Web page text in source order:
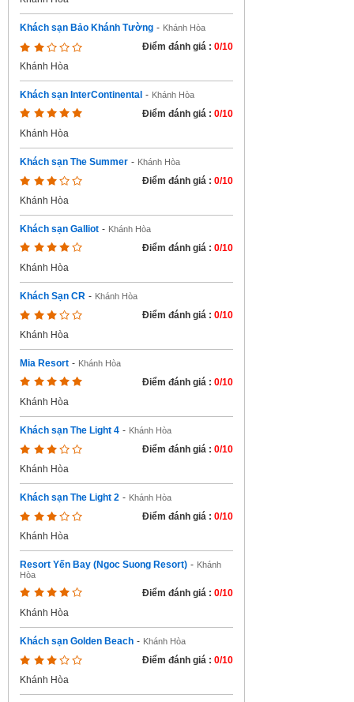
Khách sạn Bảo Khánh Tường - Khánh Hòa
Điểm đánh giá : 0/10
Khánh Hòa
Khách sạn InterContinental - Khánh Hòa
Điểm đánh giá : 0/10
Khánh Hòa
Khách sạn The Summer - Khánh Hòa
Điểm đánh giá : 0/10
Khánh Hòa
Khách sạn Galliot - Khánh Hòa
Điểm đánh giá : 0/10
Khánh Hòa
Khách Sạn CR - Khánh Hòa
Điểm đánh giá : 0/10
Khánh Hòa
Mia Resort - Khánh Hòa
Điểm đánh giá : 0/10
Khánh Hòa
Khách sạn The Light 4 - Khánh Hòa
Điểm đánh giá : 0/10
Khánh Hòa
Khách sạn The Light 2 - Khánh Hòa
Điểm đánh giá : 0/10
Khánh Hòa
Resort Yến Bay (Ngoc Suong Resort) - Khánh
Hòa
Điểm đánh giá : 0/10
Khánh Hòa
Khách sạn Golden Beach - Khánh Hòa
Điểm đánh giá : 0/10
Khánh Hòa